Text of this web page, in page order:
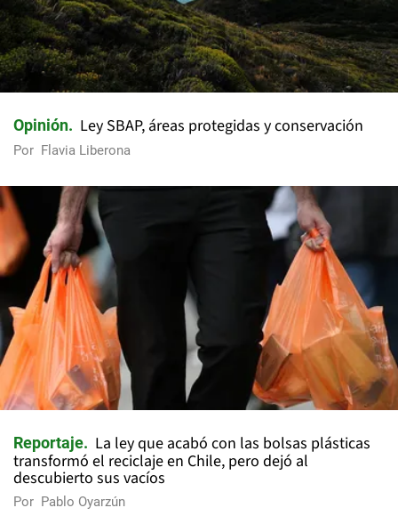
Opinión Ley SBAP, áreas protegidas y conservación
Por Flavia Liberona
Reportaje
La ley que acabó con las bolsas plásticas
transformó el reciclaje en Chile, pero dejó al
descubierto sus vacíos
Por Pablo Oyarzún